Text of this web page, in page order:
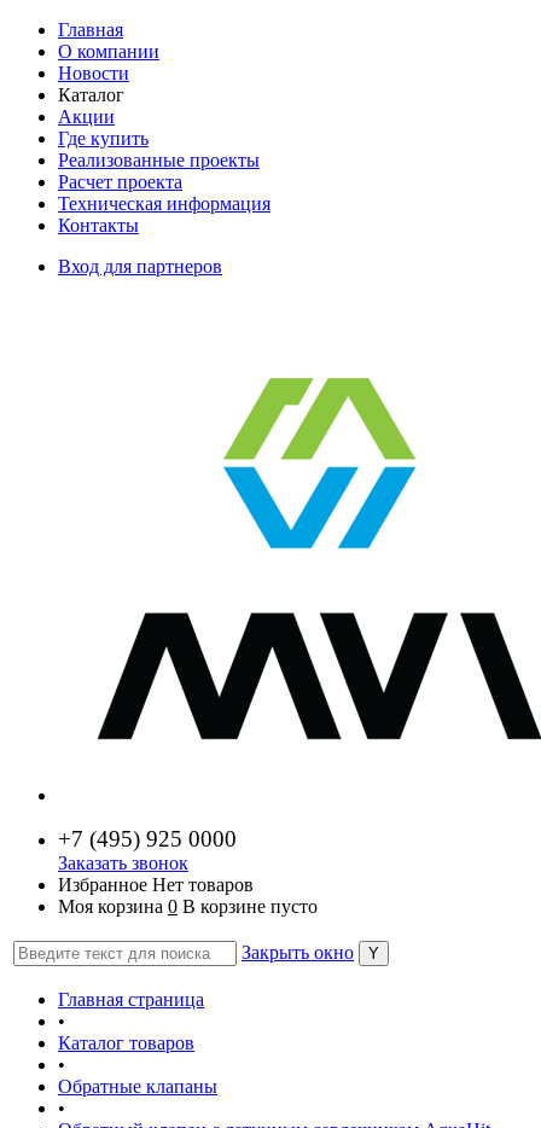
Главная
О компании
Новости
Каталог
Акции
Где купить
Реализованные проекты
Расчет проекта
Техническая информация
Контакты
Вход для партнеров
+7 (495) 925 0000
Заказать звонок
Избранное Нет товаров
Моя корзина 0 В корзине пусто
Закрыть окно
Главная страница
•
Каталог товаров
•
Обратные клапаны
•